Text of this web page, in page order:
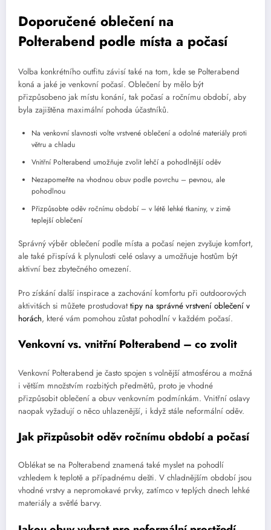
Doporučené oblečení na
Polterabend podle místa a počasí
Volba konkrétního outfitu závisí také na tom, kde se Polterabend
koná a jaké je venkovní počasí. Oblečení by mělo být
přizpůsobeno jak místu konání, tak počasí a ročnímu období, aby
byla zajištěna maximální pohoda účastníků.
Na venkovní slavnosti volte vrstvené oblečení a odolné materiály proti
větru a chladu
Vnitřní Polterabend umožňuje zvolit lehčí a pohodlnější oděv
Nezapomeňte na vhodnou obuv podle povrchu – pevnou, ale
pohodlnou
Přizpůsobte oděv ročnímu období – v létě lehké tkaniny, v zimě
teplejší oblečení
Správný výběr oblečení podle místa a počasí nejen zvyšuje komfort,
ale také přispívá k plynulosti celé oslavy a umožňuje hostům být
aktivní bez zbytečného omezení.
Pro získání další inspirace a zachování komfortu při outdoorových
aktivitách si můžete prostudovattipy na správné vrstvení oblečení v
horách, které vám pomohou zůstat pohodlní v každém počasí.
Venkovní vs. vnitřní Polterabend – co zvolit
Venkovní Polterabend je často spojen s volnější atmosférou a možná
i větším množstvím rozbitých předmětů, proto je vhodné
přizpůsobit oblečení a obuv venkovním podmínkám. Vnitřní oslavy
naopak vyžadují o něco uhlazenější, i když stále neformální oděv.
Jak přizpůsobit oděv ročnímu období a počasí
Oblékat se na Polterabend znamená také myslet na pohodlí
vzhledem k teplotě a případnému dešti. V chladnějším období jsou
vhodné vrstvy a nepromokavé prvky, zatímco v teplých dnech lehké
materiály a světlé barvy.